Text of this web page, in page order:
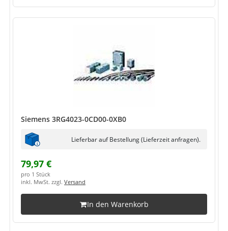
Siemens 3RG4023-0CD00-0XB0
Lieferbar auf Bestellung (Lieferzeit anfragen).
79,97 €
pro 1 Stück
inkl. MwSt. zzgl. Versand
In den Warenkorb